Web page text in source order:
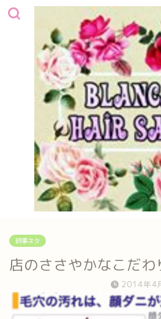
時事ネタ
店のささやかなこだわ
2014年4